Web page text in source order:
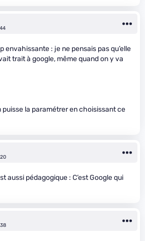
envahissante : je ne pensais pas qu’elle
trait à google, même quand on y va
puisse la paramétrer en choisissant ce
aussi pédagogique : C’est Google qui